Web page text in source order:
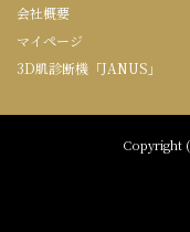
会社概要
マイページ
3D肌診断機「JANUS」
Copyright